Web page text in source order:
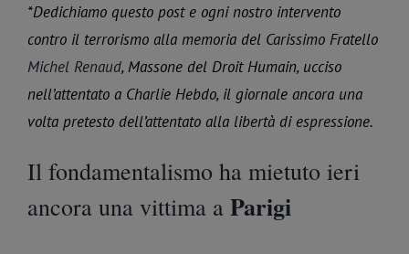
*Dedichiamo questo post e ogni nostro intervento
contro il terrorismo alla memoria del Carissimo Fratello
Michel Renaud, Massone del Droit Humain, ucciso
nell’attentato a Charlie Hebdo, il giornale ancora una
volta pretesto dell’attentato alla libertà di espressione.
Il fondamentalismo ha mietuto ieri
ancora una vittima a Parigi